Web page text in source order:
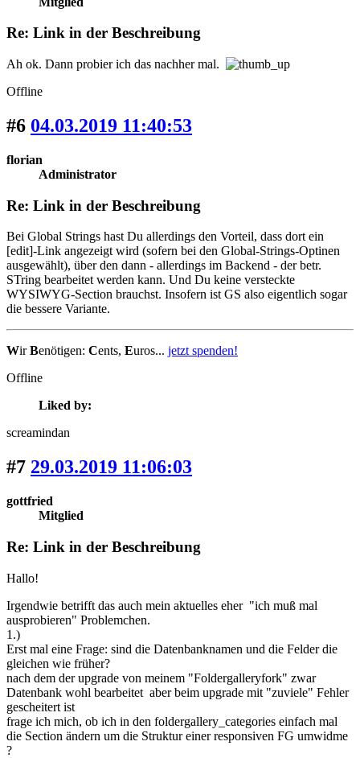
Re: Link in der Beschreibung
Ah ok. Dann probier ich das nachher mal.
Offline
#6 04.03.2019 11:40:53
florian
Administrator
Re: Link in der Beschreibung
Bei Global Strings hast Du allerdings den Vorteil, dass dort ein
[edit]-Link angezeigt wird (sofern bei den Global-Strings-Optinen
ausgewählt), über den dann - allerdings im Backend - der betr.
STring bearbeitet werden kann. Und Du keine versteckte
WYSIWYG-Section brauchst. Insofern ist GS also eigentlich sogar
die bessere Variante.
WirBenötigen: Cents, Euros... jetzt spenden!
Offline
Liked by:
screamindan
#7 29.03.2019 11:06:03
gottfried
Mitglied
Re: Link in der Beschreibung
Hallo!
Irgendwie betrifft das auch mein aktuelles eher "ich muß mal
ausprobieren" Problemchen.
1.)
Erst mal eine Frage: sind die Datenbanknamen und die Felder die
gleichen wie früher?
nach dem der upgrade von meinem "Foldergalleryfork" zwar
Datenbank wohl bearbeitet aber beim upgrade mit "zuviele" Fehler
gescheitert ist
frage ich mich, ob ich in den foldergallery_categories einfach mal
die Section ändern um die Struktur einer responsiven FG umwidme
?